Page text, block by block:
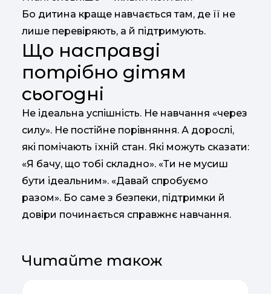
Бо дитина краще навчається там, де її не
лише перевіряють, а й підтримують.
Що насправді
потрібно дітям
сьогодні
Не ідеальна успішність. Не навчання «через
силу». Не постійне порівняння. А дорослі,
які помічають їхній стан. Які можуть сказати:
«Я бачу, що тобі складно». «Ти не мусиш
бути ідеальним». «Давай спробуємо
разом». Бо саме з безпеки, підтримки й
довіри починається справжнє навчання.
Читайте також